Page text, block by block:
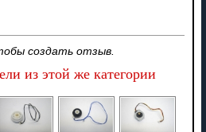
создать отзыв.
из этой же категории